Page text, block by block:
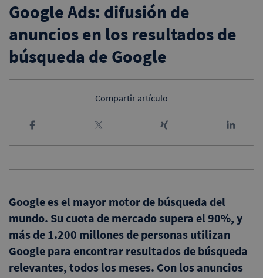
Google Ads: difusión de
anuncios en los resultados de
búsqueda de Google
Compartir artículo
Google es el mayor motor de búsqueda del
mundo. Su cuota de mercado supera el 90%, y
más de 1.200 millones de personas utilizan
Google para encontrar resultados de búsqueda
relevantes, todos los meses. Con los anuncios